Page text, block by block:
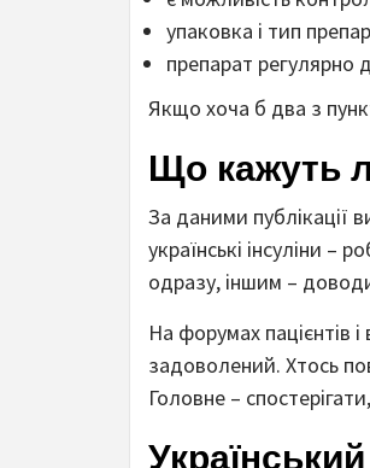
упаковка і тип
препарат регулярно
Якщо хоча б два з
Що кажуть
За даними публікації
українські інсуліни –
одразу, іншим –
На форумах пацієнтів
задоволений. Хтось
Головне –